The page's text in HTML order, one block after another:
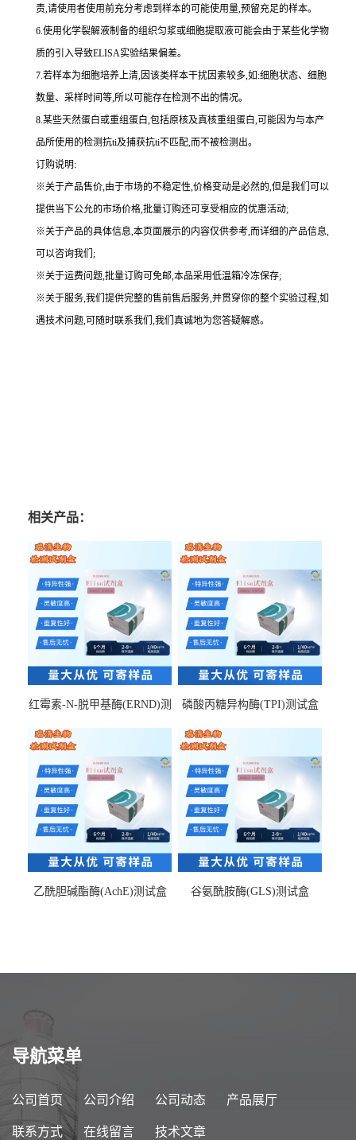
责,请使用者使用前充分考虑到样本的可能使用量,预留充足的样本。
6.使用化学裂解液制备的组织匀浆或细胞提取液可能会由于某些化学物
质的引入导致ELISA实验结果偏差。
7.若样本为细胞培养上清,因该类样本干扰因素较多,如:细胞状态、细胞
数量、采样时间等,所以可能存在检测不出的情况。
8.某些天然蛋白或重组蛋白,包括原核及真核重组蛋白,可能因为与本产
品所使用的检测抗ti及捕获抗ti不匹配,而不被检测出。
订购说明:
※关于产品售价,由于市场的不稳定性,价格变动是必然的,但是我们可以
提供当下公允的市场价格,批量订购还可享受相应的优惠活动;
※关于产品的具体信息,本页面展示的内容仅供参考,而详细的产品信息,
可以咨询我们;
※关于运费问题,批量订购可免邮,本品采用低温箱冷冻保存;
※关于服务,我们提供完整的售前售后服务,并贯穿你的整个实验过程,如
遇技术问题,可随时联系我们,我们真诚地为您答疑解惑。
相关产品：
红霉素-N-脱甲基酶(ERND)测
磷酸丙糖异构酶(TPI)测试盒
乙酰胆碱酯酶(AchE)测试盒 谷氨酰胺酶(GLS)测试盒
导航菜单
公司首页 公司介绍 公司动态 产品展厅
联系方式 在线留言 技术文章